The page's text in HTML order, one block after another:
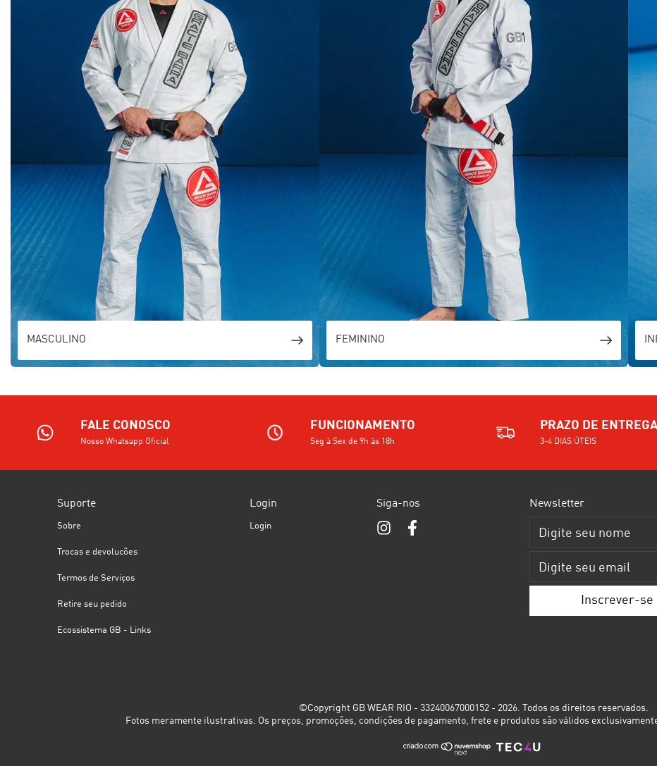
MASCULINO FEMININO
FALE CONOSCO
Nosso Whatsapp Oficial
FUNCIONAMENTO
Seg à Sex de 9h às 18h
PRAZO DE
3-4 DIAS ÚTEIS
Suporte
Sobre
Trocas e devolucões
Termos de Serviços
Retire seu pedido
Ecossistema GB - Links
Login
Login
Siga-nos Newsletter
©Copyright GB WEAR RIO - 33240067000152 - 2026. Todos os direitos reservados.
Fotos meramente ilustrativas. Os preços, promoções, condições de pagamento, frete e produtos são válidos